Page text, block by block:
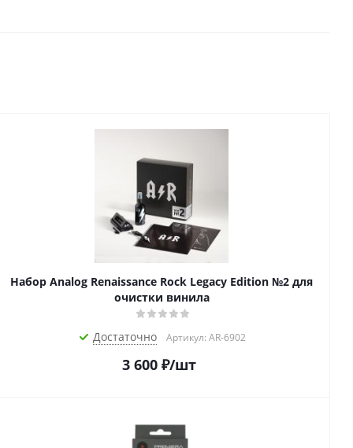
Набор Analog Renaissance Rock Legacy Edition №2 для
очистки винила
Достаточно Артикул: AR-6902
3 600₽/шт